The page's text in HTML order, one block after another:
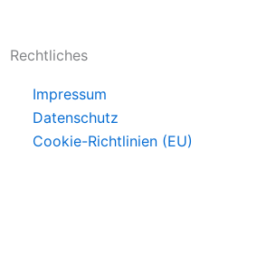
Rechtliches
Impressum
Datenschutz
Cookie-Richtlinien (EU)